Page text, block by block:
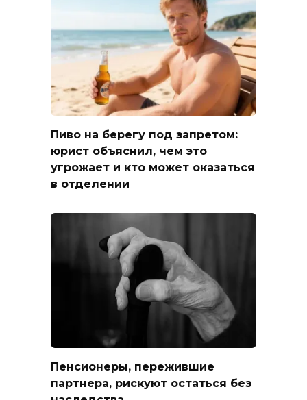
Пиво на берегу под запретом:
юрист объяснил, чем это
угрожает и кто может оказаться
в отделении
Пенсионеры, пережившие
партнера, рискуют остаться без